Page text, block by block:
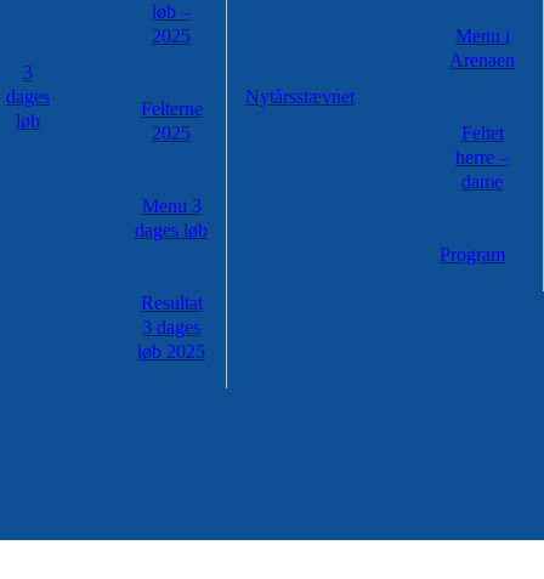
3
dages
løb
løb –
2025
Felterne
2025
Menu 3
dages løb
Resultat
3 dages
løb 2025
Nytårsstævnet
Menu i
Arenaen
Feltet
herre –
dame
Program